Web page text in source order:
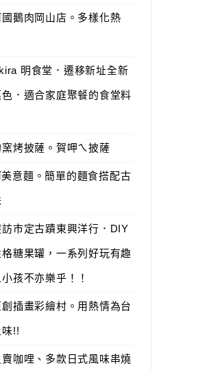
國鵝肉岡山店。多樣化熱
明食堂．遷移新址全新
．適合家庭聚餐的食堂料
烤披薩。賀呷ㄟ披薩
美意麵。簡單的麵食搭配古
市定古蹟東興洋行．DIY
糖果罐，一系列好玩有趣
孩不亦樂乎！！
插畫彩繪村。用熱情為台
!!
咖哩、多款日式風味串燒